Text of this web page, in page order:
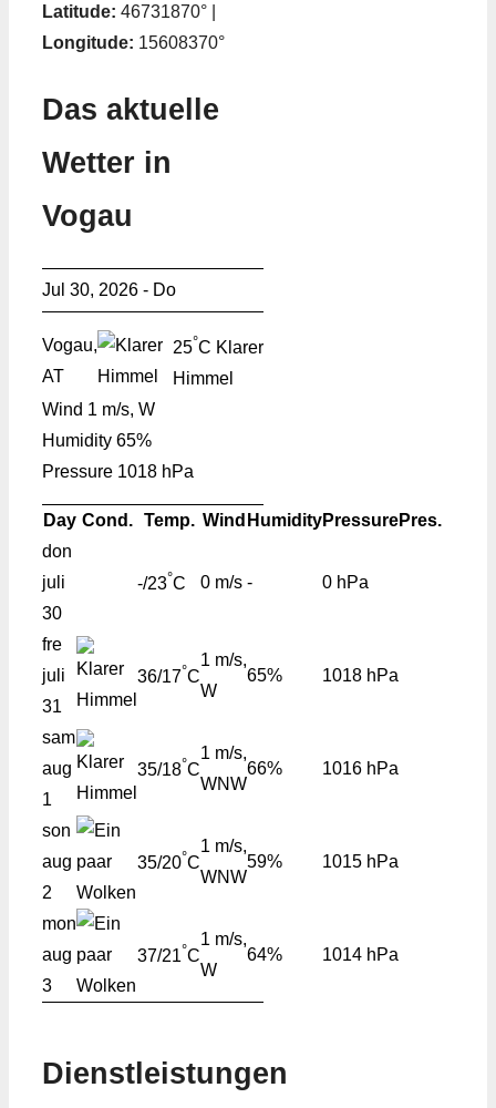
Latitude: 46731870° |
Longitude: 15608370°
Das aktuelle
Wetter in
Vogau
Jul 30, 2026 - Do
Vogau,
AT
25°C Klarer
Himmel
Wind 1 m/s, W
Humidity 65%
Pressure 1018 hPa
Day Cond. Temp. Wind HumidityPressurePres.
don
juli
30
-/23°C 0 m/s - 0 hPa
fre
juli
31
36/17°C
1 m/s,
W
65% 1018 hPa
sam
aug
1
35/18°C
1 m/s,
WNW
66% 1016 hPa
son
aug
2
35/20°C
1 m/s,
WNW
59% 1015 hPa
mon
aug
3
37/21°C
1 m/s,
W
64% 1014 hPa
Dienstleistungen